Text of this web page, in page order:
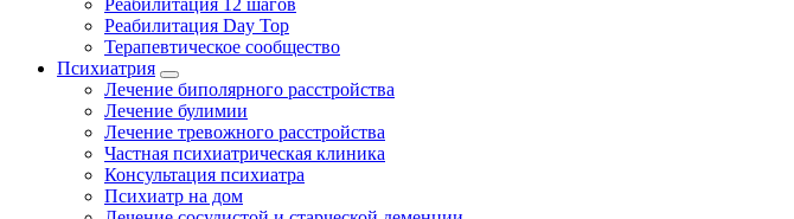
Реабилитация 12 шагов
Реабилитация Day Top
Терапевтическое сообщество
Психиатрия
Лечение биполярного расстройства
Лечение булимии
Лечение тревожного расстройства
Частная психиатрическая клиника
Консультация психиатра
Психиатр на дом